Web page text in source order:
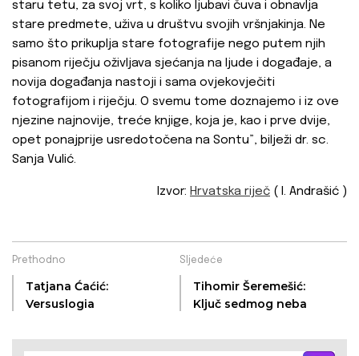
staru tetu, za svoj vrt, s koliko ljubavi čuva i obnavlja
stare predmete, uživa u društvu svojih vršnjakinja. Ne
samo što prikuplja stare fotografije nego putem njih
pisanom riječju oživljava sjećanja na ljude i događaje, a
novija događanja nastoji i sama ovjekovječiti
fotografijom i riječju. O svemu tome doznajemo i iz ove
njezine najnovije, treće knjige, koja je, kao i prve dvije,
opet ponajprije usredotočena na Sontu”, bilježi dr. sc.
Sanja Vulić.
Izvor: Hrvatska riječ ( I. Andrašić )
Prethodno
Tatjana Ćaćić:
Versuslogia
Sljedeće
Tihomir Šeremešić:
Ključ sedmog neba